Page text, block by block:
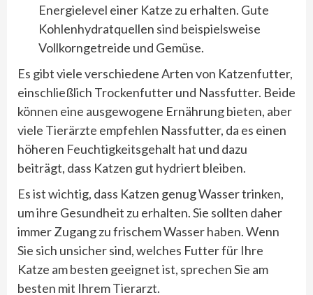
Energielevel einer Katze zu erhalten. Gute
Kohlenhydratquellen sind beispielsweise
Vollkorngetreide und Gemüse.
Es gibt viele verschiedene Arten von Katzenfutter,
einschließlich Trockenfutter und Nassfutter. Beide
können eine ausgewogene Ernährung bieten, aber
viele Tierärzte empfehlen Nassfutter, da es einen
höheren Feuchtigkeitsgehalt hat und dazu
beiträgt, dass Katzen gut hydriert bleiben.
Es ist wichtig, dass Katzen genug Wasser trinken,
um ihre Gesundheit zu erhalten. Sie sollten daher
immer Zugang zu frischem Wasser haben. Wenn
Sie sich unsicher sind, welches Futter für Ihre
Katze am besten geeignet ist, sprechen Sie am
besten mit Ihrem Tierarzt.